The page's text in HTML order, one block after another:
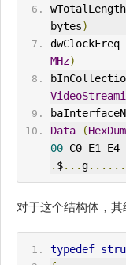
bytes)
MHz)
Data
(
00 C0 E1 E4
. $...g
对于这个结构体，其
typedef